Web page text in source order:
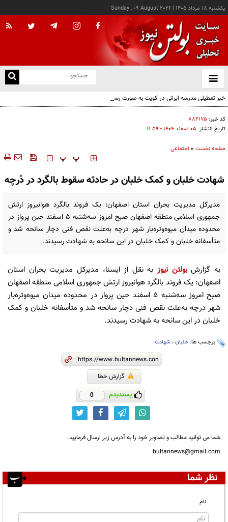
يکشنبه ۱۸ مرداد ۱۴۰۵ |
Sunday , 09 August 2026
باز
و
خبر تعطیلی مدرسه ایرانی در کویت به صورت رسمی اعلام نشده
کد خبر: ۸۸۲۱۷۵
تاریخ انتشار: ۰۵ اسفند ۱۴۰۴ - ۱۱:۵۹
صفحه نخست » اجتماعی
‍‍‍ پ پ
شهادت خلبان و کمک خلبان در حادثه سقوط بالگرد در دُرچه
مدیرکل مدیریت بحران استان اصفهان: یک فروند بالگرد هوانیروز ارتش
جمهوری اسلامی منطقه اصفهان صبح امروز سه‌شنبه ۵ اسفند حین پرواز در
محدوده میدان میوه‌وتره‌بار شهر درچه به‌علت نقص فنی دچار سانحه شد و
متأسفانه خلبان و کمک خلبان در این سانحه به شهادت رسیدند.
به گزارشبولتن نیوزبه نقل از ایسنا، مدیرکل مدیریت بحران استان
اصفهان: یک فروند بالگرد هوانیروز ارتش جمهوری اسلامی منطقه اصفهان
صبح امروز سه‌شنبه ۵ اسفند حین پرواز در محدوده میدان میوه‌وتره‌بار
شهر درچه به‌علت نقص فنی دچار سانحه شد و متأسفانه خلبان و کمک
خلبان در این سانحه به شهادت رسیدند.
برچسب ها: خلبان ، شهادت
گزارش خطا
پسندیدم 0
شما می توانید مطالب و تصاویر خود را به آدرس زیر ارسال فرمایید.
bultannews@gmail.com
نظر شما
نام